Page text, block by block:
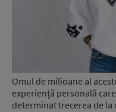
Omul de milioane al
experiență personală
determinat trecerea de